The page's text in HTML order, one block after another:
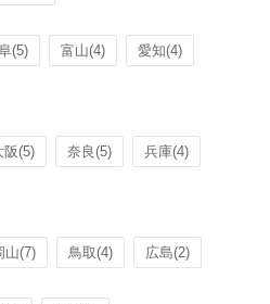
(5) 富山(4) 愛知(4)
阪(5) 奈良(5) 兵庫(4)
山(7) 鳥取(4) 広島(2)